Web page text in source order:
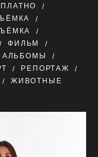
ФИЛЬМ
АЛЬБОМЫ
РЕПОРТАЖ
ЖИВОТНЫЕ